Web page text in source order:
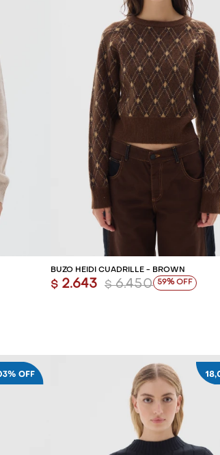
AGREGAR AL CARRITO
BUZO HEIDI CUADRILLÉ - BROWN
$ 2.643 $ 6.450 59